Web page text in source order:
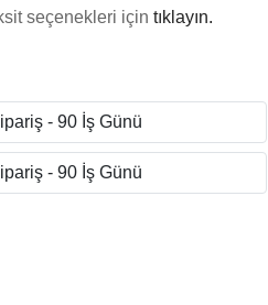
seçenekleri için tıklayın.
- 90 İş Günü
- 90 İş Günü